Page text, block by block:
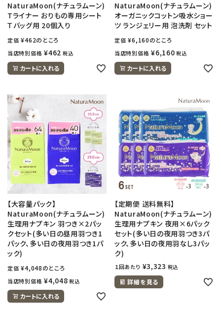
NaturaMoon(ナチュラムーン)
Tライナー おりもの専用シート
Ｔバッグ用 20個入り
定価 ¥462のところ
当店特別価格 ¥462 税込
カートに入れる
NaturaMoon(ナチュラムーン)
オーガニックコットン吸水ショー
ツ ランジェリー用 泡洗剤 セット
定価 ¥6,160のところ
当店特別価格 ¥6,160 税込
カートに入れる
【大容量パック】
NaturaMoon(ナチュラムーン)
生理用ナプキン 羽つき×2パッ
クセット(多い日の昼用羽つき1
パック、多い日の夜用羽つき1パ
ック)
定価 ¥4,048のところ
当店特別価格 ¥4,048 税込
カートに入れる
【定期便 送料無料】
NaturaMoon(ナチュラムーン)
生理用ナプキン 夜用×6パック
セット(多い日の夜用羽つき3パ
ック、多い日の夜用羽なし3パッ
ク)
１回あたり ¥3,323 税込
詳細を見る